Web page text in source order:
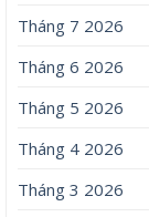
Tháng 7 2026
Tháng 6 2026
Tháng 5 2026
Tháng 4 2026
Tháng 3 2026